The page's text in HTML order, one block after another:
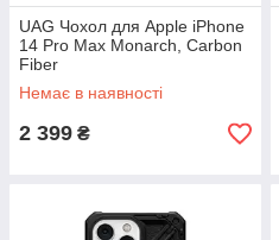
UAG Чохол для Apple iPhone
14 Pro Max Monarch, Carbon
Fiber
Немає в наявності
2 399 ₴